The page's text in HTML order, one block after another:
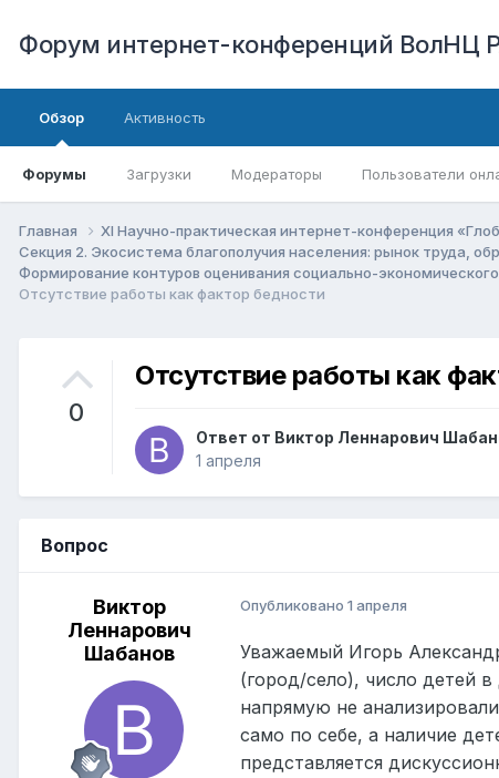
Форум интернет-конференций ВолНЦ
Обзор
Форумы Загрузки Модераторы Пользователи
Активность
Главная
XI Научно-практическая интернет-конференция
Секция 2. Экосистема благополучия населения: рынок труда,
Формирование контуров оценивания социально-
Отсутствие работы как фактор бедности
0
Отсутствие работы как
Ответ от Виктор Леннарович
1 апреля
Вопрос
Виктор
Леннарович
Шабанов
Опубликовано 1 апреля
Уважаемый Игорь
(город/село), число детей
напрямую не
само по себе, а наличие
представляется